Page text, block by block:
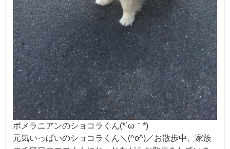
ポメラニアンのショコラくん(*´ω｀*)
元気いっぱいのショコラくん＼(^o^)／お散歩中、家族